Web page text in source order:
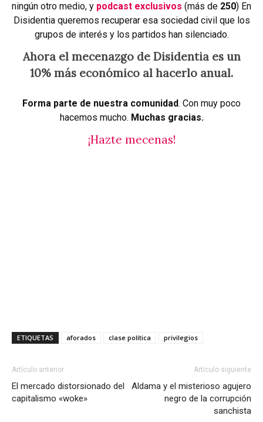
ningún otro medio, y podcast exclusivos (más de 250) En
Disidentia queremos recuperar esa sociedad civil que los
grupos de interés y los partidos han silenciado.
Ahora el mecenazgo de Disidentia es un
10% más económico al hacerlo anual.
Forma parte de nuestra comunidad. Con muy poco
hacemos mucho. Muchas gracias.
¡Hazte mecenas!
ETIQUETAS aforados clase política privilegios
Artículo anterior
El mercado distorsionado del
capitalismo «woke»
Artículo siguiente
Aldama y el misterioso agujero
negro de la corrupción
sanchista